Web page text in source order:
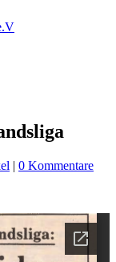
| 0 Kommentare